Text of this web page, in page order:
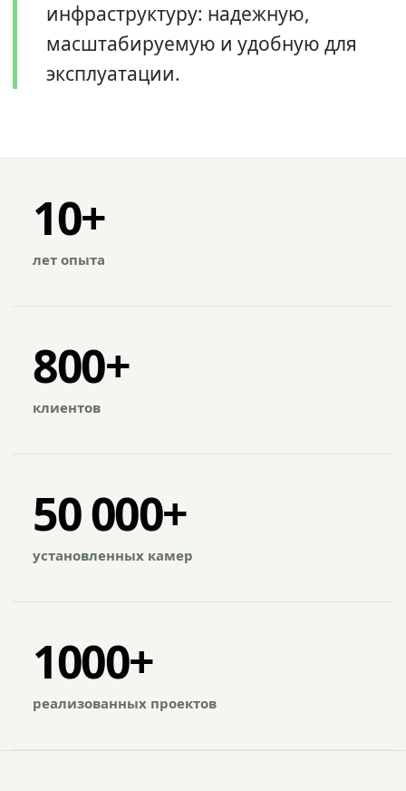
инфраструктуру: надежную,
масштабируемую и удобную для
эксплуатации.
10+
лет опыта
800+
клиентов
50 000+
установленных камер
1000+
реализованных проектов